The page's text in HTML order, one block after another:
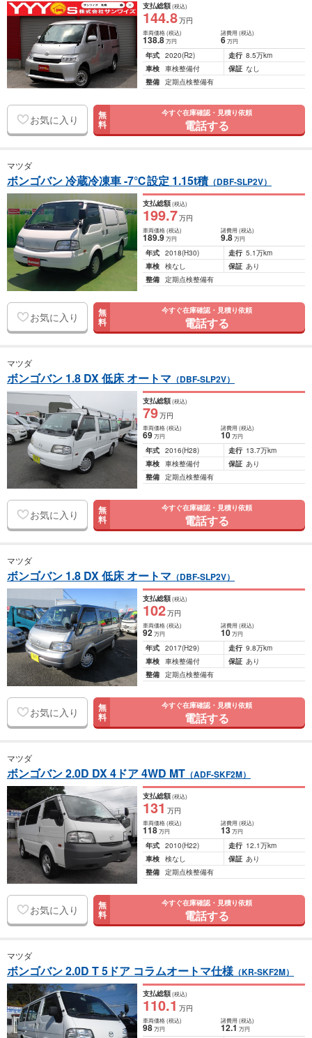
支払総額(税込)
144.8万円
車両価格(税込)
138.8万円
諸費用 (税込)
6 万円
年式 2020(R2) 走行 8.5万km
車検 車検整備付 保証 なし
整備 定期点検整備有
お気に入り 無
料
今すぐ在庫確認・見積り依頼
電話する
マツダ
ボンゴバン 冷蔵冷凍車 -7℃設定 1.15t積（DBF-SLP2V）
支払総額(税込)
199.7万円
車両価格(税込)
189.9万円
諸費用 (税込)
9.8 万円
年式 2018(H30) 走行 5.1万km
車検 検なし 保証 あり
整備 定期点検整備有
お気に入り 無
料
今すぐ在庫確認・見積り依頼
電話する
マツダ
ボンゴバン 1.8 DX 低床 オートマ （DBF-SLP2V）
支払総額(税込)
79万円
車両価格(税込)
69万円
諸費用 (税込)
10 万円
年式 2016(H28) 走行 13.7万km
車検 車検整備付 保証 あり
整備 定期点検整備有
お気に入り 無
料
今すぐ在庫確認・見積り依頼
電話する
マツダ
ボンゴバン 1.8 DX 低床 オートマ （DBF-SLP2V）
支払総額(税込)
102万円
車両価格(税込)
92万円
諸費用 (税込)
10 万円
年式 2017(H29) 走行 9.8万km
車検 車検整備付 保証 あり
整備 定期点検整備有
お気に入り 無
料
今すぐ在庫確認・見積り依頼
電話する
マツダ
ボンゴバン 2.0D DX 4ドア 4WD MT （ADF-SKF2M）
支払総額(税込)
131 万円
車両価格(税込)
118万円
諸費用 (税込)
13 万円
年式 2010(H22) 走行 12.1万km
車検 検なし 保証 あり
整備 定期点検整備有
お気に入り 無
料
今すぐ在庫確認・見積り依頼
電話する
マツダ
ボンゴバン 2.0D T 5ドア コラムオートマ仕様（KR-SKF2M）
支払総額(税込)
110.1 万円
車両価格(税込)
98万円
諸費用 (税込)
12.1 万円